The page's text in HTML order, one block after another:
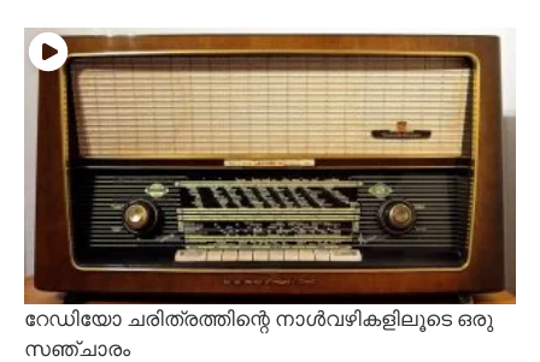
റേഡിയോ ചരിത്രത്തിന്റെ നാൾവഴികളിലൂടെ ഒരു
സഞ്ചാരം